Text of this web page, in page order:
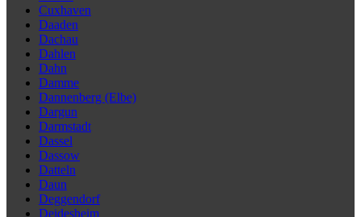
Cuxhaven
Daaden
Dachau
Dahlen
Dahn
Damme
Dannenberg (Elbe)
Dargun
Darmstadt
Dassel
Dassow
Datteln
Daun
Deggendorf
Deidesheim